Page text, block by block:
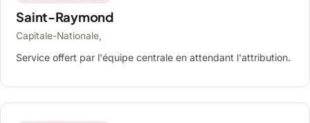
Saint-Raymond
Capitale-Nationale,
Service offert par l'équipe centrale en attendant l'attribution.